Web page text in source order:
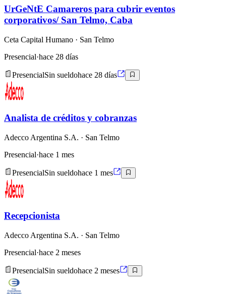
UrGeNtE Camareros para cubrir eventos
corporativos/ San Telmo, Caba
Ceta Capital Humano · San Telmo
Presencial·hace 28 días
PresencialSin sueldohace 28 días
Analista de créditos y cobranzas
Adecco Argentina S.A. · San Telmo
Presencial·hace 1 mes
PresencialSin sueldohace 1 mes
Recepcionista
Adecco Argentina S.A. · San Telmo
Presencial·hace 2 meses
PresencialSin sueldohace 2 meses